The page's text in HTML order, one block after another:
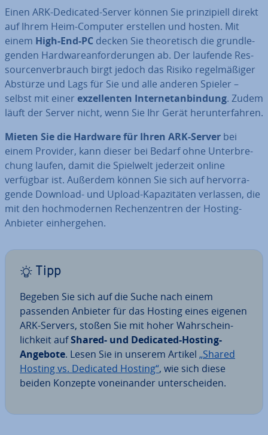
Einen ARK-Dedicated-Server können Sie prin­zi­pi­ell direkt
auf Ihrem Heim-Computer erstellen und hosten. Mit
einem High-End-PC decken Sie theo­re­tisch die grund­le­
gen­den Hard­ware­an­for­de­run­gen ab. Der laufende Res­
sour­cen­ver­brauch birgt jedoch das Risiko re­gel­mä­ßi­ger
Abstürze und Lags für Sie und alle anderen Spieler –
selbst mit einer ex­zel­len­ten In­ter­net­an­bin­dung. Zudem
läuft der Server nicht, wenn Sie Ihr Gerät her­un­ter­fah­ren.
Mieten Sie die Hardware für Ihren ARK-Server bei
einem Provider, kann dieser bei Bedarf ohne Un­ter­bre­
chung laufen, damit die Spielwelt jederzeit online
verfügbar ist. Außerdem können Sie sich auf her­vor­ra­
gen­de Download- und Upload-Ka­pa­zi­tä­ten verlassen, die
mit den hoch­mo­der­nen Re­chen­zen­tren der Hosting-
Anbieter ein­her­ge­hen.
Tipp
Begeben Sie sich auf die Suche nach einem
passenden Anbieter für das Hosting eines eigenen
ARK-Servers, stoßen Sie mit hoher Wahr­schein­
lich­keit aufShared- und Dedicated-Hosting-
Angebote. Lesen Sie in unserem Artikel „Shared
Hosting vs. Dedicated Hosting“, wie sich diese
beiden Konzepte von­ein­an­der un­ter­schei­den.